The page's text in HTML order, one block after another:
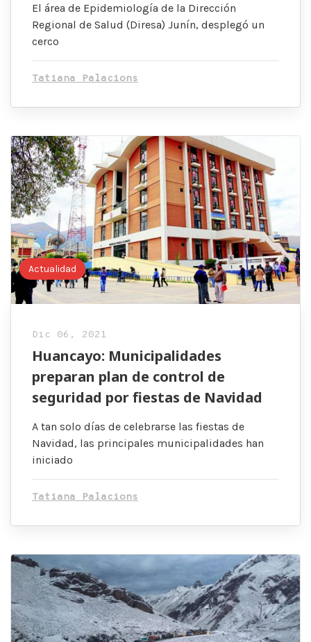
El área de Epidemiología de la Dirección
Regional de Salud (Diresa) Junín, desplegó un
cerco
Tatiana Palacions
Actualidad
Dic 06, 2021
Huancayo: Municipalidades
preparan plan de control de
seguridad por fiestas de Navidad
A tan solo días de celebrarse las fiestas de
Navidad, las principales municipalidades han
iniciado
Tatiana Palacions